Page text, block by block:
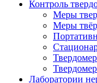
Контроль
Меры
Меры
Лаборатории